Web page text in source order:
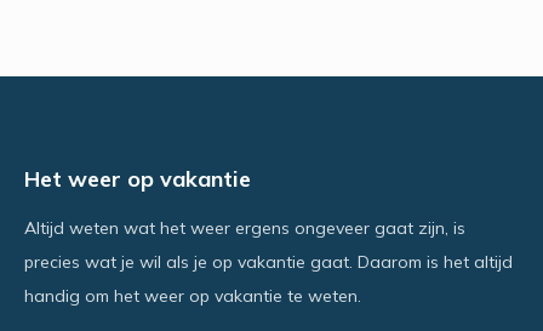
Het weer op vakantie
Altijd weten wat het weer ergens ongeveer gaat zijn, is
precies wat je wil als je op vakantie gaat. Daarom is het altijd
handig om het weer op vakantie te weten.